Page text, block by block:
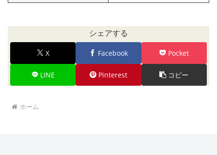
シェアする
X Facebook Pocket
LINE Pinterest コピー
ホーム